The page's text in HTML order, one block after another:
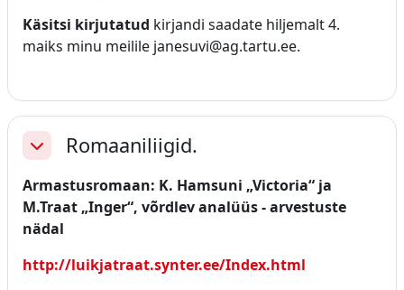
Käsitsi kirjutatud kirjandi saadate hiljemalt 4.
maiks minu meilile janesuvi@ag.tartu.ee.
AhendaRomaaniliigid.
Armastusromaan: K. Hamsuni „Victoria“ ja
M.Traat „Inger“, võrdlev analüüs - arvestuste
nädal
http://luikjatraat.synter.ee/Index.html